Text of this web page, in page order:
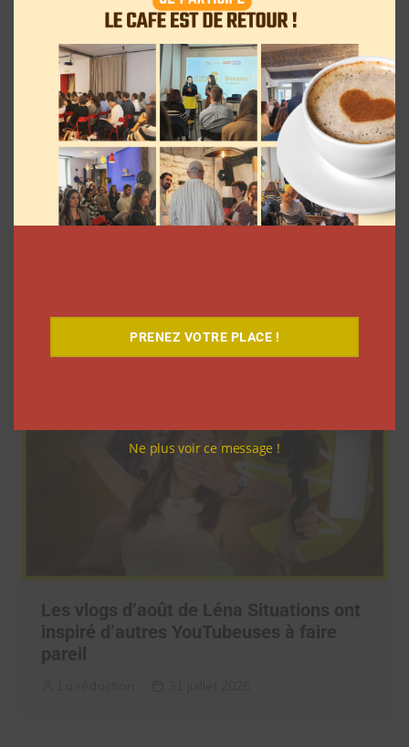
Les vlogs d’août de Léna Situations ont
inspiré d’autres YouTubeuses à faire
pareil
PRENEZ VOTRE PLACE !
Ne plus voir ce message !